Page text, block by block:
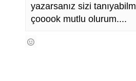
yazarsanız sizi
çooook mutlu olurum....